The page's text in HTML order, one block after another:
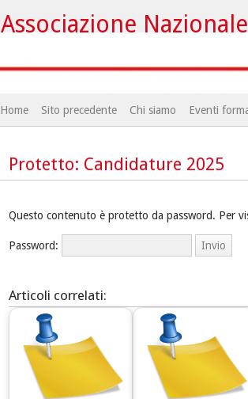
Associazione
Home Sito precedente Chi siamo Eventi
Protetto: Candidature 2025
Questo contenuto è protetto da password. Per
Password:
Articoli correlati: